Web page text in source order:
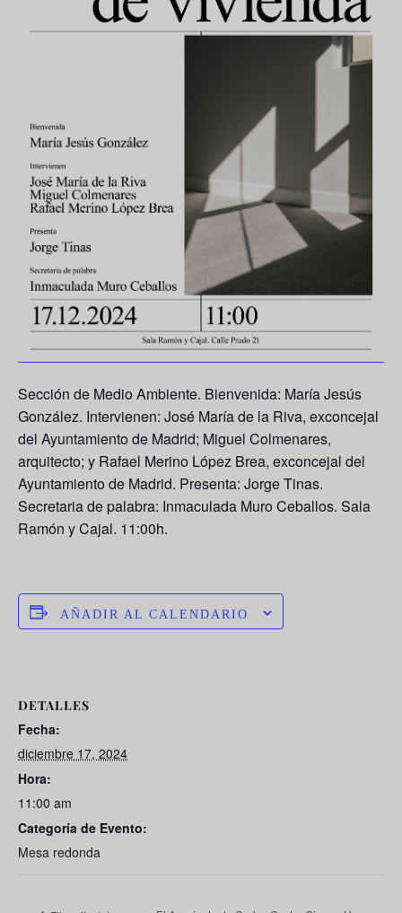
Sección de Medio Ambiente. Bienvenida: María Jesús
González. Intervienen: José María de la Riva, exconcejal
del Ayuntamiento de Madrid; Miguel Colmenares,
arquitecto; y Rafael Merino López Brea, exconcejal del
Ayuntamiento de Madrid. Presenta: Jorge Tinas.
Secretaria de palabra: Inmaculada Muro Ceballos. Sala
Ramón y Cajal. 11:00h.
AÑADIR AL CALENDARIO
DETALLES
Fecha:
diciembre 17, 2024
Hora:
11:00 am
Categoría de Evento:
Mesa redonda